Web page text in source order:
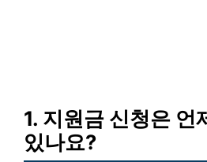
1. 지원금 신청은 언
있나요?